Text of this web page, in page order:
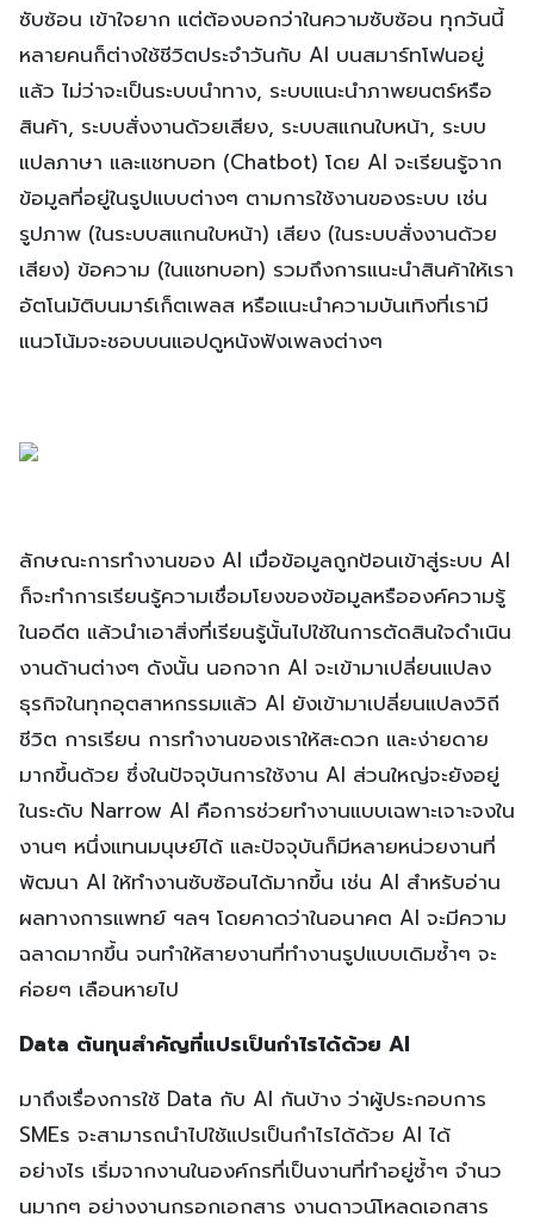
ซับซ้อน เข้าใจยาก แต่ต้องบอกว่าในความซับซ้อน ทุกวันนี้
หลายคนก็ต่างใช้ชีวิตประจำวันกับ AI บนสมาร์ทโฟนอยู่
แล้ว ไม่ว่าจะเป็นระบบนำทาง, ระบบแนะนำภาพยนตร์หรือ
สินค้า, ระบบสั่งงานด้วยเสียง, ระบบสแกนใบหน้า, ระบบ
แปลภาษา และแชทบอท (Chatbot) โดย AI จะเรียนรู้จาก
ข้อมูลที่อยู่ในรูปแบบต่างๆ ตามการใช้งานของระบบ เช่น
รูปภาพ (ในระบบสแกนใบหน้า) เสียง (ในระบบสั่งงานด้วย
เสียง) ข้อความ (ในแชทบอท) รวมถึงการแนะนำสินค้าให้เรา
อัตโนมัติบนมาร์เก็ตเพลส หรือแนะนำความบันเทิงที่เรามี
แนวโน้มจะชอบบนแอปดูหนังฟังเพลงต่างๆ
ลักษณะการทำงานของ AI เมื่อข้อมูลถูกป้อนเข้าสู่ระบบ AI
ก็จะทำการเรียนรู้ความเชื่อมโยงของข้อมูลหรือองค์ความรู้
ในอดีต แล้วนำเอาสิ่งที่เรียนรู้นั้นไปใช้ในการตัดสินใจดำเนิน
งานด้านต่างๆ ดังนั้น นอกจาก AI จะเข้ามาเปลี่ยนแปลง
ธุรกิจในทุกอุตสาหกรรมแล้ว AI ยังเข้ามาเปลี่ยนแปลงวิถี
ชีวิต การเรียน การทำงานของเราให้สะดวก และง่ายดาย
มากขึ้นด้วย ซึ่งในปัจจุบันการใช้งาน AI ส่วนใหญ่จะยังอยู่
ในระดับ Narrow AI คือการช่วยทำงานแบบเฉพาะเจาะจงใน
งานๆ หนึ่งแทนมนุษย์ได้ และปัจจุบันก็มีหลายหน่วยงานที่
พัฒนา AI ให้ทำงานซับซ้อนได้มากขึ้น เช่น AI สำหรับอ่าน
ผลทางการแพทย์ ฯลฯ โดยคาดว่าในอนาคต AI จะมีความ
ฉลาดมากขึ้น จนทำให้สายงานที่ทำงานรูปแบบเดิมซ้ำๆ จะ
ค่อยๆ เลือนหายไป
Data ต้นทุนสำคัญที่แปรเป็นกำไรได้ด้วย AI
มาถึงเรื่องการใช้ Data กับ AI กันบ้าง ว่าผู้ประกอบการ
SMEs จะสามารถนำไปใช้แปรเป็นกำไรได้ด้วย AI ได้
อย่างไร เริ่มจากงานในองค์กรที่เป็นงานที่ทำอยู่ซ้ำๆ จำนว
นมากๆ อย่างงานกรอกเอกสาร งานดาวน์โหลดเอกสาร